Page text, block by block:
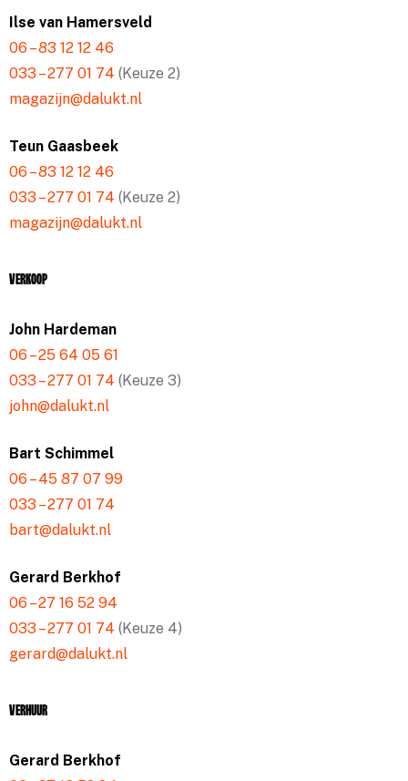
Ilse van Hamersveld
06 – 83 12 12 46
033 – 277 01 74 (Keuze 2)
magazijn@dalukt.nl
Teun Gaasbeek
06 – 83 12 12 46
033 – 277 01 74 (Keuze 2)
magazijn@dalukt.nl
Verkoop
John Hardeman
06 – 25 64 05 61
033 – 277 01 74 (Keuze 3)
john@dalukt.nl
Bart Schimmel
06 – 45 87 07 99
033 – 277 01 74
bart@dalukt.nl
Gerard Berkhof
06 – 27 16 52 94
033 – 277 01 74 (Keuze 4)
gerard@dalukt.nl
Verhuur
Gerard Berkhof